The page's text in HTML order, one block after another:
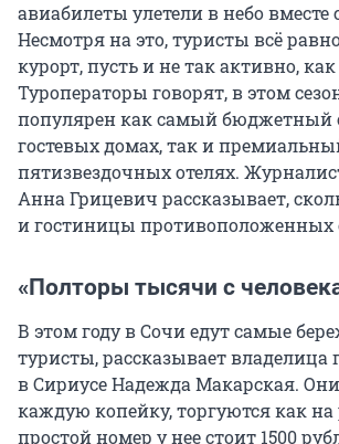
авиабилеты улетели в небо вместе
Несмотря на это, туристы всё
курорт, пусть и не так активно,
Туроператоры говорят, в этом
популярен как самый бюджетный
гостевых домах, так и
пятизвездочных отелях.
Анна Грицевич рассказывает,
и гостиницы противоположенных
«Полторы тысячи с
В этом году в Сочи едут самые
туристы, рассказывает владелица
в Сириусе Надежда Макарская.
каждую копейку, торгуются как
простой номер у нее стоит 1500